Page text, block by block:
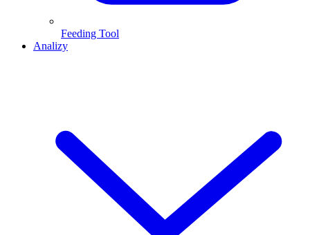
Feeding Tool
Analizy